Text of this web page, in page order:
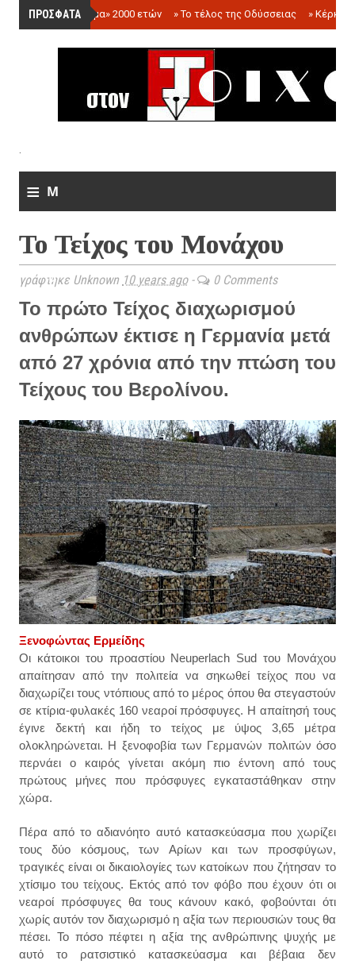
ΠΡΟΣΦΑΤΑ
»«Ολόγραμμα» 2000 ετών »Το τέλος της Οδύσσειας »
.
≡ M
u
Το Τείχος του Μονάχου
γράφτηκε Unknown 10 years ago- 0 Comments
Το πρώτο Τείχος διαχωρισμού
ανθρώπων έκτισε η Γερμανία μετά
από 27 χρόνια από την πτώση του
Τείχους του Βερολίνου.
Ξενοφώντας Ερμείδης
Οι κάτοικοι του προαστίου Neuperlach Sud του Μονάχου
απαίτησαν από την πολιτεία να σηκωθεί τείχος που να
διαχωρίζει τους ντόπιους από το μέρος όπου θα στεγαστούν
σε κτίρια-φυλακές160 νεαροί πρόσφυγες. Η απαίτησή τους
έγινε δεκτή και ήδη το τείχος με ύψος 3,65 μέτρα
ολοκληρώνεται. Η ξενοφοβία των Γερμανών πολιτών όσο
περνάει ο καιρός γίνεται ακόμη πιο έντονη από τους
πρώτους μήνες που πρόσφυγες εγκαταστάθηκαν στην
χώρα.
Πέρα από το αδιανόητο αυτό κατασκεύασμα που χωρίζει
τους δύο κόσμους, των Αρίων και των προσφύγων,
τραγικές είναι οιδικαιολογίεςτων κατοίκων που ζήτησαν το
χτίσιμο του τείχους. Εκτός από τον φόβο που έχουν ότι οι
νεαροί πρόσφυγες θα τους κάνουν κακό, φοβούνται ότι
χωρίς αυτόν τον διαχωρισμό η αξία των περιουσιών τους θα
πέσει. Το πόσο πέφτει η αξία της ανθρώπινης ψυχής με
αυτό το ρατσιστικό κατασκεύασμα και βέβαια δεν